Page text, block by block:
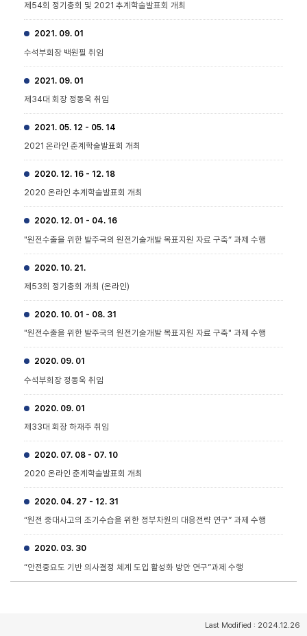
제54회 정기총회 및 2021 추계학술발표회 개최
2021. 09. 01
수석부회장 백원필 취임
2021. 09. 01
제34대 회장 정동욱 취임
2021. 05. 12 - 05. 14
2021 온라인 춘계학술발표회 개최
2020. 12. 16 - 12. 18
2020 온라인 추계학술발표회 개최
2020. 12. 01 - 04. 16
"원전수출을 위한 발주국의 원전기술개발 목표지원 자료 구축“ 과제 수행
2020. 10. 21.
제53회 정기총회 개최 (온라인)
2020. 10. 01 - 08. 31
"원전수출을 위한 발주국의 원전기술개발 목표지원 자료 구축" 과제 수행
2020. 09. 01
수석부회장 정동욱 취임
2020. 09. 01
제33대 회장 하재주 취임
2020. 07. 08 - 07. 10
2020 온라인 춘계학술발표회 개최
2020. 04. 27 - 12. 31
“원전 중대사고의 조기수습을 위한 정부차원의 대응전략 연구” 과제 수행
2020. 03. 30
“안전중요도 기반 의사결정 체계 도입 활성화 방안 연구”과제 수행
Last Modified : 2024.12.26